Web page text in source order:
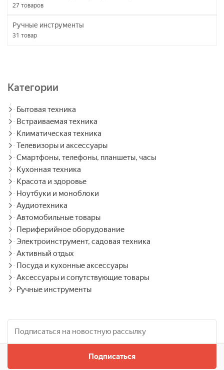
27 товаров
Ручные инструменты
31 товар
Категории
Бытовая техника
Встраиваемая техника
Климатическая техника
Телевизоры и аксессуары
Смартфоны, телефоны, планшеты, часы
Кухонная техника
Красота и здоровье
Ноутбуки и моноблоки
Аудиотехника
Автомобильные товары
Периферийное оборудование
Электроинструмент, садовая техника
Активный отдых
Посуда и кухонные аксессуары
Аксессуары и сопутствующие товары
Ручные инструменты
Подписаться